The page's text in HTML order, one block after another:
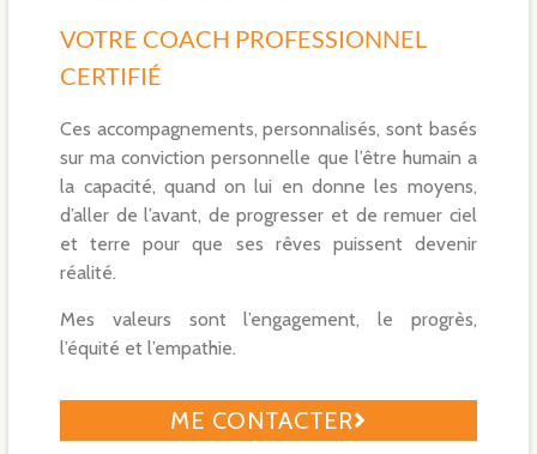
VOTRE COACH PROFESSIONNEL
CERTIFIÉ
Ces accompagnements, personnalisés, sont basés
sur ma conviction personnelle que l’être humain a
la capacité, quand on lui en donne les moyens,
d’aller de l’avant, de progresser et de remuer ciel
et terre pour que ses rêves puissent devenir
réalité.
Mes valeurs sont l’engagement, le progrès,
l’équité et l’empathie.
ME CONTACTER